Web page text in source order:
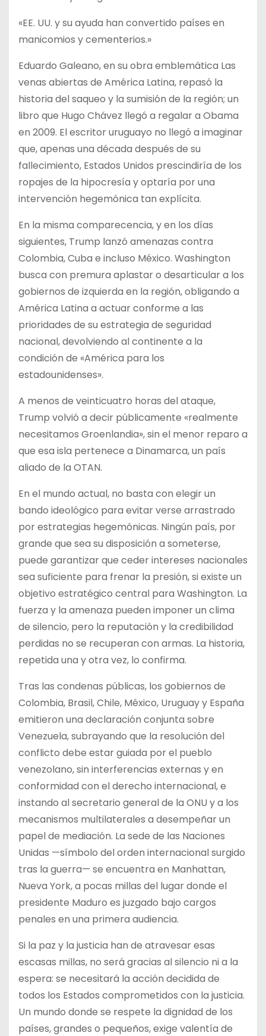
«EE. UU. y su ayuda han convertido países en
manicomios y cementerios.»
Eduardo Galeano, en su obra emblemática Las
venas abiertas de América Latina, repasó la
historia del saqueo y la sumisión de la región; un
libro que Hugo Chávez llegó a regalar a Obama
en 2009. El escritor uruguayo no llegó a imaginar
que, apenas una década después de su
fallecimiento, Estados Unidos prescindiría de los
ropajes de la hipocresía y optaría por una
intervención hegemónica tan explícita.
En la misma comparecencia, y en los días
siguientes, Trump lanzó amenazas contra
Colombia, Cuba e incluso México. Washington
busca con premura aplastar o desarticular a los
gobiernos de izquierda en la región, obligando a
América Latina a actuar conforme a las
prioridades de su estrategia de seguridad
nacional, devolviendo al continente a la
condición de «América para los
estadounidenses».
A menos de veinticuatro horas del ataque,
Trump volvió a decir públicamente «realmente
necesitamos Groenlandia», sin el menor reparo a
que esa isla pertenece a Dinamarca, un país
aliado de la OTAN.
En el mundo actual, no basta con elegir un
bando ideológico para evitar verse arrastrado
por estrategias hegemónicas. Ningún país, por
grande que sea su disposición a someterse,
puede garantizar que ceder intereses nacionales
sea suficiente para frenar la presión, si existe un
objetivo estratégico central para Washington. La
fuerza y la amenaza pueden imponer un clima
de silencio, pero la reputación y la credibilidad
perdidas no se recuperan con armas. La historia,
repetida una y otra vez, lo confirma.
Tras las condenas públicas, los gobiernos de
Colombia, Brasil, Chile, México, Uruguay y España
emitieron una declaración conjunta sobre
Venezuela, subrayando que la resolución del
conflicto debe estar guiada por el pueblo
venezolano, sin interferencias externas y en
conformidad con el derecho internacional, e
instando al secretario general de la ONU y a los
mecanismos multilaterales a desempeñar un
papel de mediación. La sede de las Naciones
Unidas —símbolo del orden internacional surgido
tras la guerra— se encuentra en Manhattan,
Nueva York, a pocas millas del lugar donde el
presidente Maduro es juzgado bajo cargos
penales en una primera audiencia.
Si la paz y la justicia han de atravesar esas
escasas millas, no será gracias al silencio ni a la
espera: se necesitará la acción decidida de
todos los Estados comprometidos con la justicia.
Un mundo donde se respete la dignidad de los
países, grandes o pequeños, exige valentía de